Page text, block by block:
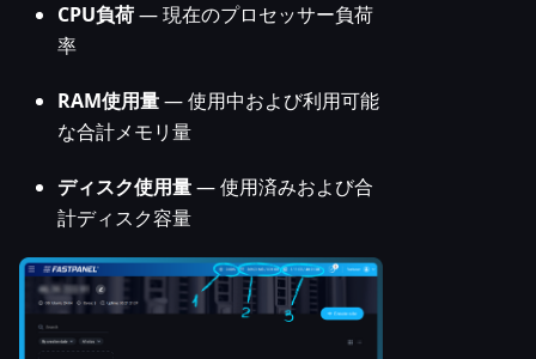
CPU負荷— 現在のプロセッサー負荷
率
RAM使用量— 使用中および利用可能
な合計メモリ量
ディスク使用量— 使用済みおよび合
計ディスク容量